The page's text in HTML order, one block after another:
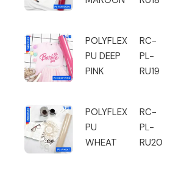
POLYFLEX
PU DEEP
PINK
RC-
PL-
RU19
POLYFLEX
PU
WHEAT
RC-
PL-
RU20